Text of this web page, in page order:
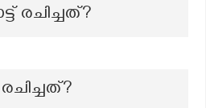
രചിച്ചത്?